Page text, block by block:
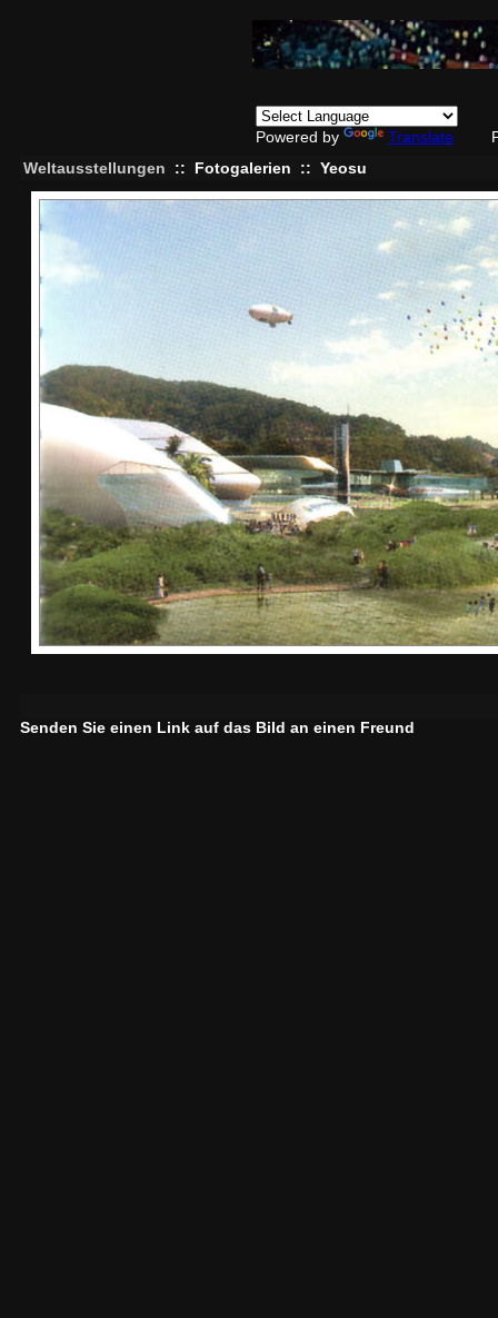
Powered by Translate
Weltausstellungen
:: Fotogalerien :: Yeosu
Senden Sie einen Link auf das Bild an einen Freund